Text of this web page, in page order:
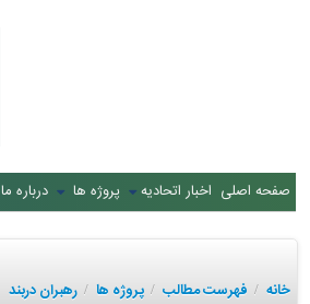
صفحه اصلی اخبار اتحادیه پروژه ها درباره ما
خانه / فهرست مطالب / پروژه ها / رهبران دربند